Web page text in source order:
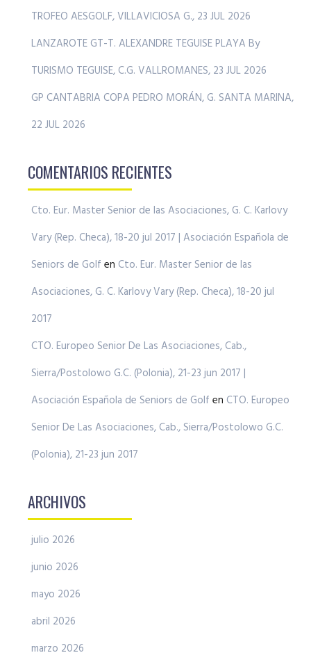
TROFEO AESGOLF, VILLAVICIOSA G., 23 JUL 2026
LANZAROTE GT-T. ALEXANDRE TEGUISE PLAYA By
TURISMO TEGUISE, C.G. VALLROMANES, 23 JUL 2026
GP CANTABRIA COPA PEDRO MORÁN, G. SANTA MARINA,
22 JUL 2026
COMENTARIOS RECIENTES
Cto. Eur. Master Senior de las Asociaciones, G. C. Karlovy
Vary (Rep. Checa), 18-20 jul 2017 | Asociación Española de
Seniors de Golf en Cto. Eur. Master Senior de las
Asociaciones, G. C. Karlovy Vary (Rep. Checa), 18-20 jul
2017
CTO. Europeo Senior De Las Asociaciones, Cab.,
Sierra/Postolowo G.C. (Polonia), 21-23 jun 2017 |
Asociación Española de Seniors de Golf en CTO. Europeo
Senior De Las Asociaciones, Cab., Sierra/Postolowo G.C.
(Polonia), 21-23 jun 2017
ARCHIVOS
julio 2026
junio 2026
mayo 2026
abril 2026
marzo 2026